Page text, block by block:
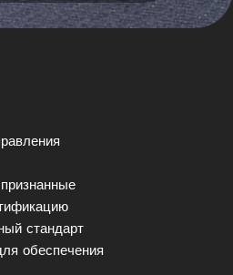
стандарт
обеспечения